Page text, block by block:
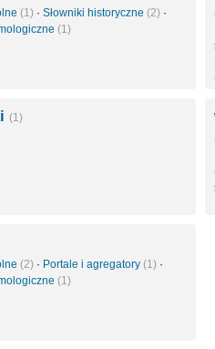
(1) · Słowniki historyczne (2) ·
(1)
(1)
(2) · Portale i agregatory (1) ·
(1)